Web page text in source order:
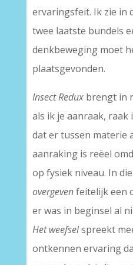
ervaringsfeit. Ik zie in
twee laatste bundels
denkbeweging moet
plaatsgevonden.
Insect Reduxbrengt in
als ik je aanraak, raak
dat er tussen materie
aanraking is reëel
op fysiek niveau. In
overgevenfeitelijk een
er was in beginsel al
Het weefselspreekt
ontkennen ervaring